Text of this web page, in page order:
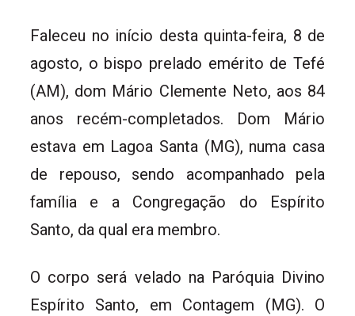
Faleceu no início desta quinta-feira, 8 de
agosto, o bispo prelado emérito de Tefé
(AM), dom Mário Clemente Neto, aos 84
anos recém-completados. Dom Mário
estava em Lagoa Santa (MG), numa casa
de repouso, sendo acompanhado pela
família e a Congregação do Espírito
Santo, da qual era membro.
O corpo será velado na Paróquia Divino
Espírito Santo, em Contagem (MG). O